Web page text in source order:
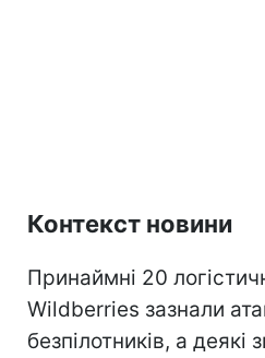
Контекст новини
Принаймні 20
Wildberries зазнали
безпілотників, а деякі